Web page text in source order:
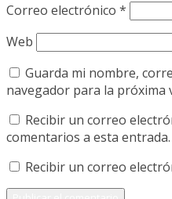
Correo electrónico *
Web
Guarda mi nombre,
navegador para la próxima
Recibir un correo
comentarios a esta entrada.
Recibir un correo